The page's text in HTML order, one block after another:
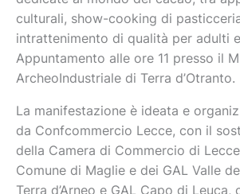
culturali, show-cooking di
intrattenimento di qualità per adulti
Appuntamento alle ore 11 presso il
ArcheoIndustriale di Terra d’Otranto.
La manifestazione è ideata e
da Confcommercio Lecce, con il
della Camera di Commercio di
Comune di Maglie e dei GAL Valle
Terra d’Arneo e GAL Capo di Leuca,